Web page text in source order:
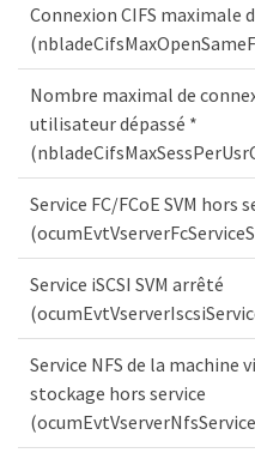
Connexion CIFS maximale
Nombre maximal de
utilisateur dépassé *
Service FC/FCoE SVM hors
Service iSCSI SVM arrêté
Service NFS de la machine
stockage hors service